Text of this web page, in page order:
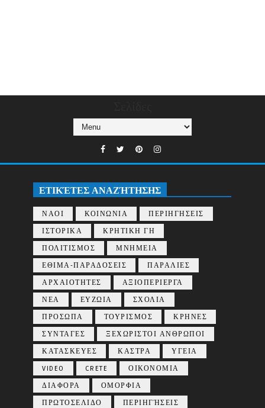
ΕΤΙΚΈΤΕΣ ΑΝΑΖΉΤΗΣΗΣ
ΝΑΟΙ ΚΟΙΝΩΝΙΑ
ΠΕΡΙΗΓΗΣΕΙΣ
ΙΣΤΟΡΙΚΑ
ΚΡΗΤΙΚΗ ΓΗ
ΠΟΛΙΤΙΣΜΟΣ
ΜΝΗΜΕΙΑ
ΕΘΙΜΑ-ΠΑΡΑΔΟΣΕΙΣ
ΠΑΡΑΛΙΕΣ
ΑΡΧΑΙΟΤΗΤΕΣ
ΑΞΙΟΠΕΡΙΕΡΓΑ
ΝΕΑ
ΕΥΖΩΙΑ
ΣΧΟΛΙΑ
ΠΡΟΣΩΠΑ
ΤΟΥΡΙΣΜΟΣ
ΚΡΗΝΕΣ
ΣΥΝΤΑΓΕΣ
ΞΕΧΩΡΙΣΤΟΙ ΑΝΘΡΩΠΟΙ
ΚΑΤΑΣΚΕΥΕΣ
ΚΑΣΤΡΑ
ΥΓΕΙΑ
VIDEO
CRETE
ΟΙΚΟΝΟΜΙΑ
ΔΙΑΦΟΡΑ
ΟΜΟΡΦΙΑ
ΠΡΩΤΟΣΕΛΙΔΟ
ΠΕΡΙΗΓΉΣΕΙΣ